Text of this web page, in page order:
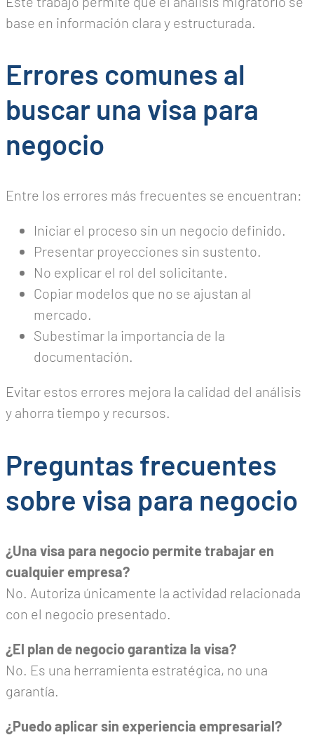
base en información clara y estructurada.
Errores comunes al
buscar una visa para
negocio
Entre los errores más frecuentes se encuentran:
Iniciar el proceso sin un negocio definido.
Presentar proyecciones sin sustento.
No explicar el rol del solicitante.
Copiar modelos que no se ajustan al
mercado.
Subestimar la importancia de la
documentación.
Evitar estos errores mejora la calidad del análisis
y ahorra tiempo y recursos.
Preguntas frecuentes
sobre visa para negocio
¿Una visa para negocio permite trabajar en
cualquier empresa?
No. Autoriza únicamente la actividad relacionada
con el negocio presentado.
¿El plan de negocio garantiza la visa?
No. Es una herramienta estratégica, no una
garantía.
¿Puedo aplicar sin experiencia empresarial?